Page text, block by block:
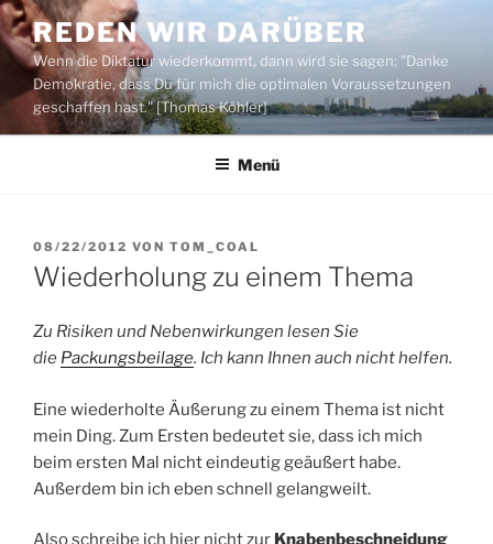
Zum
Inhalt
springen
REDEN WIR DARÜBER
Wenn die Diktatur wiederkommt, dann wird sie sagen: "Danke
Demokratie, dass Du für mich die optimalen Voraussetzungen
geschaffen hast." [Thomas Köhler]
Menü
VERÖFFENTLICHT
AM
08/22/2012 VON TOM_COAL
Wiederholung zu einem Thema
Zu Risiken und Nebenwirkungen lesen Sie
die Packungsbeilage. Ich kann Ihnen auch nicht helfen.
Eine wiederholte Äußerung zu einem Thema ist nicht
mein Ding. Zum Ersten bedeutet sie, dass ich mich
beim ersten Mal nicht eindeutig geäußert habe.
Außerdem bin ich eben schnell gelangweilt.
Also schreibe ich hier nicht zur Knabenbeschneidung